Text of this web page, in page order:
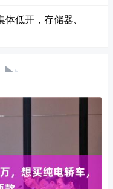
低开，存储器、